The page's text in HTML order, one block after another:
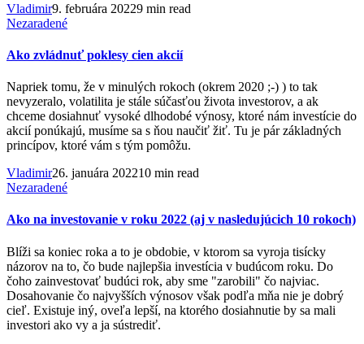
Vladimir9. februára 20229 min read
Nezaradené
Ako zvládnuť poklesy cien akcií
Napriek tomu, že v minulých rokoch (okrem 2020 ;-) ) to tak ​
nevyzeralo, volatilita je stále súčasťou života investorov, a ak
chceme dosiahnuť vysoké dlhodobé výnosy, ktoré nám investície do
akcií ponúkajú, musíme sa s ňou naučiť žiť. Tu je pár základných
princípov, ktoré vám s tým pomôžu.
Vladimir26. januára 202210 min read
Nezaradené
Ako na investovanie v roku 2022 (aj v nasledujúcich 10 rokoch)
Blíži sa koniec roka a to je obdobie, v ktorom sa vyroja tisícky
názorov na to, čo bude najlepšia investícia v budúcom roku. Do
čoho zainvestovať budúci rok, aby sme "zarobili" čo najviac.
Dosahovanie čo najvyšších výnosov však podľa mňa nie je dobrý
cieľ. Existuje iný, oveľa lepší, na ktorého dosiahnutie by sa mali
investori ako vy a ja sústrediť.